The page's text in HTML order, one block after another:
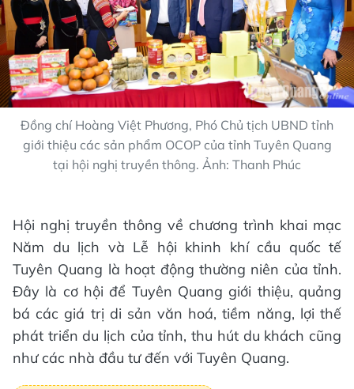
Đồng chí Hoàng Việt Phương, Phó Chủ tịch UBND tỉnh
giới thiệu các sản phẩm OCOP của tỉnh Tuyên Quang
tại hội nghị truyền thông. Ảnh: Thanh Phúc
Hội nghị truyền thông về chương trình khai mạc
Năm du lịch và Lễ hội khinh khí cầu quốc tế
Tuyên Quang là hoạt động thường niên của tỉnh.
Đây là cơ hội để Tuyên Quang giới thiệu, quảng
bá các giá trị di sản văn hoá, tiềm năng, lợi thế
phát triển du lịch của tỉnh, thu hút du khách cũng
như các nhà đầu tư đến với Tuyên Quang.